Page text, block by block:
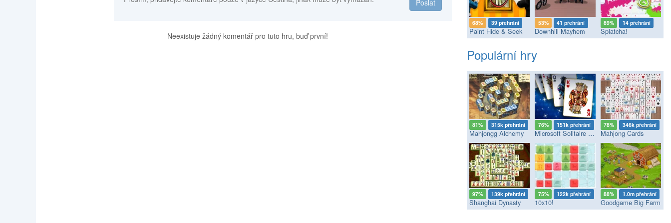
Poslat
Neexistuje žádný komentář pro tuto hru, buď první!
68% 39 přehrání
Paint Hide & Seek
53% 41 přehrání
Downhill Mayhem
89% 14 přehrání
Splatcha!
Populární hry
81% 315k přehrání
Mahjongg Alchemy
76% 151k přehrání
Microsoft Solitaire Collection
78% 346k přehrání
Mahjong Cards
97% 139k přehrání
Shanghai Dynasty
75% 122k přehrání
10x10!
88% 1.0m přehrání
Goodgame Big Farm